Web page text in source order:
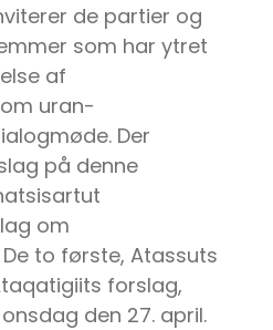
de partier og
som har ytret
af
uran-
Der
på denne
om
to første, Atassuts
forslag,
den 27. april.